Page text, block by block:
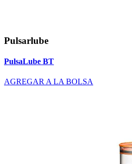
Pulsarlube
PulsaLube BT
AGREGAR A LA BOLSA